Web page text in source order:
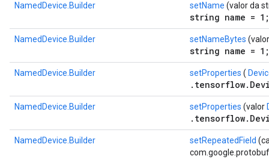
NamedDevice.Builder setName (valor da
string name = 1;
NamedDevice.Builder setNameBytes
string name = 1;
NamedDevice.Builder setProperties (
NamedDevice.Builder setProperties (valor
NamedDevice.Builder setRepeatedField